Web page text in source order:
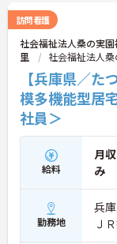
訪問看護
社会福祉法人桑の実
里
社会福祉法人
【兵庫県／
模多機能型居
社員＞
給料
月収
み
勤務地
兵
Ｊ